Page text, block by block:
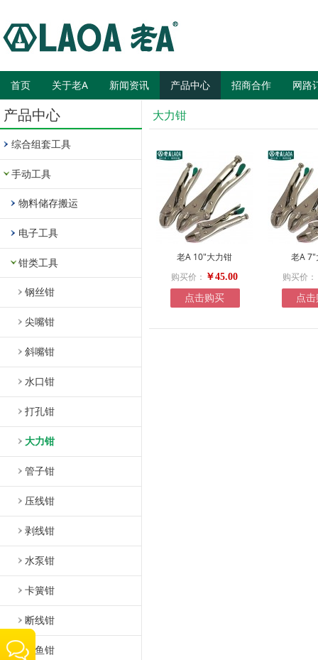
首页 关于老A 新闻资讯 产品中心 招商合作 网路
产品中心
综合组套工具
手动工具
物料储存搬运
电子工具
钳类工具
钢丝钳
尖嘴钳
斜嘴钳
水口钳
打孔钳
大力钳
管子钳
压线钳
剥线钳
水泵钳
卡簧钳
断线钳
钓鱼钳
大力钳
老A 10"大力钳
购买价： ￥45.00
点击购买
老A 7"
购买价：
点